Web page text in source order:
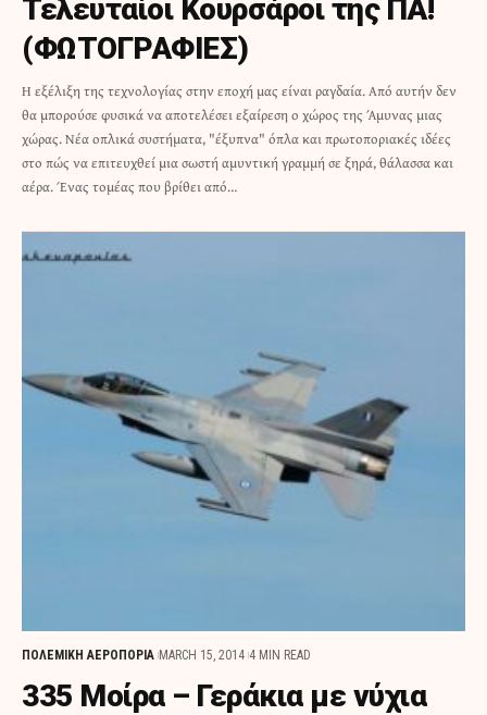
Τελευταίοι Κουρσάροι της ΠΑ!
(ΦΩΤΟΓΡΑΦΙΕΣ)
Η εξέλιξη της τεχνολογίας στην εποχή μας είναι ραγδαία. Από αυτήν δεν
θα μπορούσε φυσικά να αποτελέσει εξαίρεση ο χώρος της Άμυνας μιας
χώρας. Νέα οπλικά συστήματα, "έξυπνα" όπλα και πρωτοποριακές ιδέες
στο πώς να επιτευχθεί μια σωστή αμυντική γραμμή σε ξηρά, θάλασσα και
αέρα. Ένας τομέας που βρίθει από…
ΠΟΛΕΜΙΚΗ ΑΕΡΟΠΟΡΙΑ MARCH 15, 2014 4 MIN READ
335 Μοίρα – Γεράκια με νύχια